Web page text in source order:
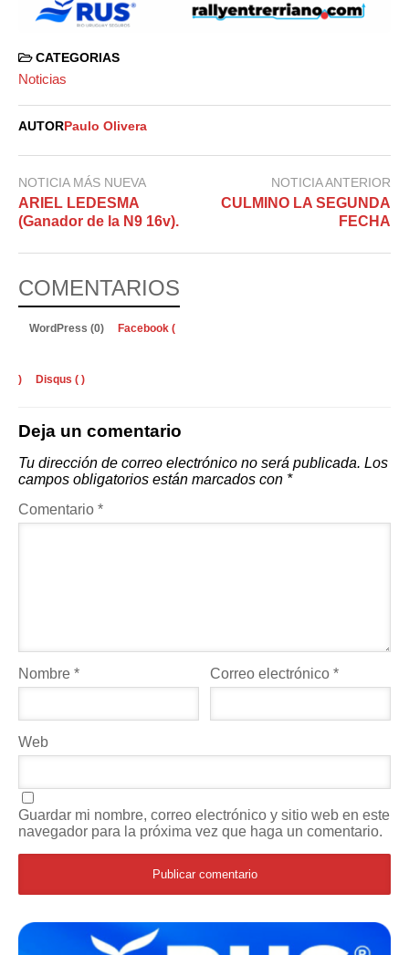
CATEGORIAS
Noticias
AUTOR Paulo Olivera
NOTICIA MÁS NUEVA
ARIEL LEDESMA
(Ganador de la N9 16v).
NOTICIA ANTERIOR
CULMINO LA SEGUNDA
FECHA
COMENTARIOS
WordPress (0) Facebook (
) Disqus ( )
Deja un comentario
Tu dirección de correo electrónico no será publicada. Los
campos obligatorios están marcados con *
Comentario *
Nombre * Correo electrónico*
Web
Guardar mi nombre, correo electrónico y sitio web en este
navegador para la próxima vez que haga un comentario.